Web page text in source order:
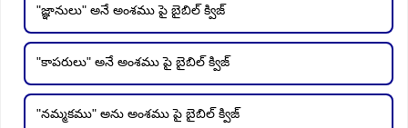
"జ్ఞానులు" అనే అంశము పై బైబిల్ క్విజ్
"కాపరులు" అనే అంశము పై బైబిల్ క్విజ్
"నమ్మకము" అను అంశము పై బైబిల్ క్విజ్